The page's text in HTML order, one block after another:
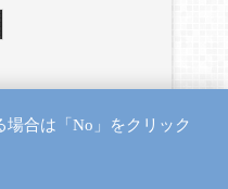
合は「No」をクリック